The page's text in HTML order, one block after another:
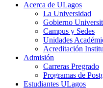
Acerca de ULagos
La Universidad
Gobierno
Campus y Sedes
Unidades
Acreditación
Admisión
Carreras Pregrado
Programas de
Estudiantes ULagos